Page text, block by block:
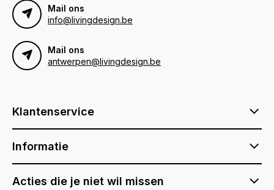
Mail ons
info@livingdesign.be
Mail ons
antwerpen@livingdesign.be
Klantenservice
Informatie
Acties die je niet wil missen